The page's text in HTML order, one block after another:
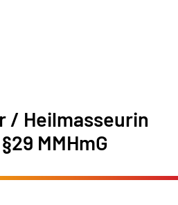
/ Heilmasseurin
MMHmG